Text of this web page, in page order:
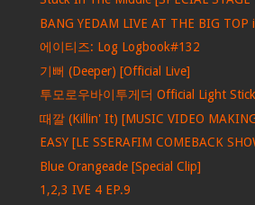
BANG YEDAM LIVE AT THE BIG
에이티즈: Log Logbook#132
기뻐 (Deeper) [Official Live]
투모로우바이투게더 Official Light
때깔 (Killin' It) [MUSIC VIDEO
EASY [LE SSERAFIM COMEBACK
Blue Orangeade [Special Clip]
1,2,3 IVE 4 EP.9